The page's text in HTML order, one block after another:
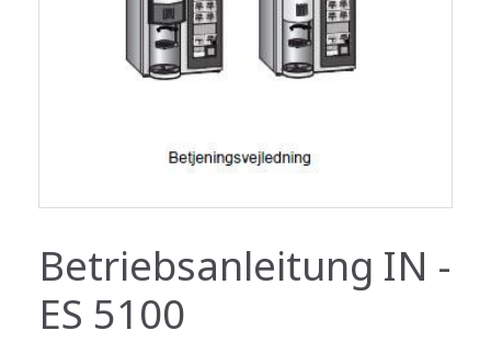
Betriebsanleitung IN -
ES 5100